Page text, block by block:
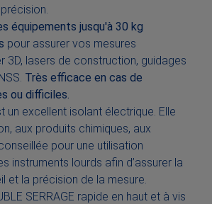
équipements jusqu'à 30 kg
pour assurer vos mesures
3D, lasers de construction, guidages
Très efficace en cas de
ou difficiles.
un excellent isolant électrique. Elle
aux produits chimiques, aux
pour une utilisation
instruments lourds afin d’assurer la
et la précision de la mesure.
SERRAGE rapide en haut et à vis